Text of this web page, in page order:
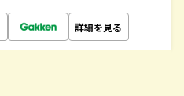
詳細を見る